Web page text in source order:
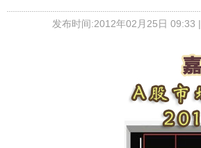
发布时间:2012年02月25日 09:33 |